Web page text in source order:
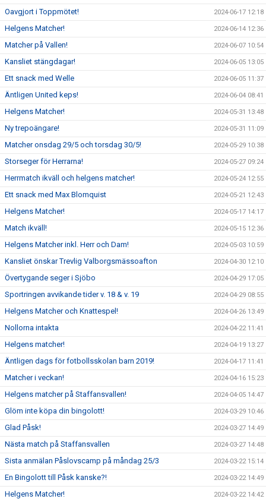
Oavgjort i Toppmötet! 2024-06-17 12:18
Helgens Matcher! 2024-06-14 12:36
Matcher på Vallen! 2024-06-07 10:54
Kansliet stängdagar! 2024-06-05 13:05
Ett snack med Welle 2024-06-05 11:37
Äntligen United keps! 2024-06-04 08:41
Helgens Matcher! 2024-05-31 13:48
Ny trepoängare! 2024-05-31 11:09
Matcher onsdag 29/5 och torsdag 30/5! 2024-05-29 10:38
Storseger för Herrarna! 2024-05-27 09:24
Herrmatch ikväll och helgens matcher! 2024-05-24 12:55
Ett snack med Max Blomquist 2024-05-21 12:43
Helgens Matcher! 2024-05-17 14:17
Match ikväll! 2024-05-15 12:36
Helgens Matcher inkl. Herr och Dam! 2024-05-03 10:59
Kansliet önskar Trevlig Valborgsmässoafton 2024-04-30 12:10
Övertygande seger i Sjöbo 2024-04-29 17:05
Sportringen avvikande tider v. 18 & v. 19 2024-04-29 08:55
Helgens Matcher och Knattespel! 2024-04-26 13:49
Nollorna intakta 2024-04-22 11:41
Helgens matcher! 2024-04-19 13:27
Äntligen dags för fotbollsskolan barn 2019! 2024-04-17 11:41
Matcher i veckan! 2024-04-16 15:23
Helgens matcher på Staffansvallen! 2024-04-05 14:47
Glöm inte köpa din bingolott! 2024-03-29 10:46
Glad Påsk! 2024-03-27 14:49
Nästa match på Staffansvallen 2024-03-27 14:48
Sista anmälan Påslovscamp på måndag 25/3 2024-03-22 15:14
En Bingolott till Påsk kanske?! 2024-03-22 14:49
Helgens Matcher! 2024-03-22 14:42